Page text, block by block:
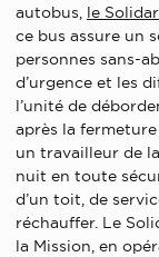
autobus, le
ce bus assure un
personnes sans-
d’urgence et les
l’unité de
après la
un travailleur de
nuit en toute
d’un toit, de
réchauffer. Le
la Mission, en